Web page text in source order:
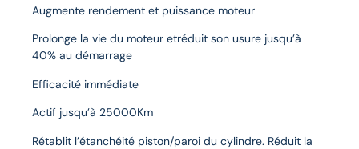
Augmente rendement et puissance moteur
Prolonge la vie du moteur etréduit son usure jusqu’à
40% au démarrage
Efficacité immédiate
Actif jusqu’à 25000Km
Rétablit l’étanchéité piston/paroi du cylindre. Réduit la